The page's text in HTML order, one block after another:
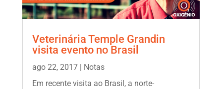
Veterinária Temple Grandin
visita evento no Brasil
ago 22, 2017| Notas
Em recente visita ao Brasil, a norte-